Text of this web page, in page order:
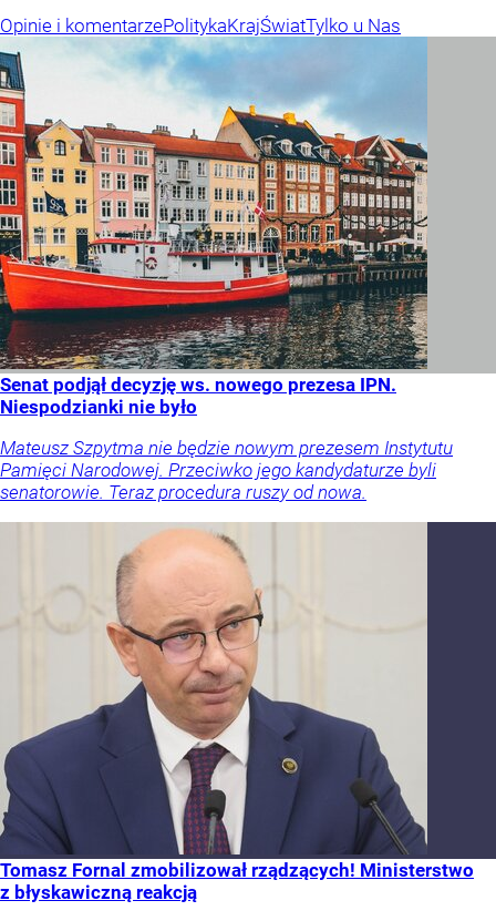
Opinie i komentarzePolitykaKrajŚwiatTylko u Nas
Senat podjął decyzję ws. nowego prezesa IPN.
Niespodzianki nie było
Mateusz Szpytma nie będzie nowym prezesem Instytutu
Pamięci Narodowej. Przeciwko jego kandydaturze byli
senatorowie. Teraz procedura ruszy od nowa.
Tomasz Fornal zmobilizował rządzących! Ministerstwo
z błyskawiczną reakcją